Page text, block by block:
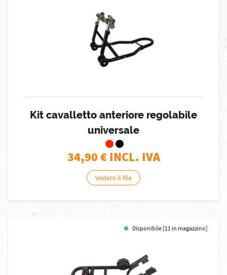
Kit cavalletto anteriore regolabile
universale
34,90€ INCL. IVA
Vedere il file
Disponibile [11 in magazzino]